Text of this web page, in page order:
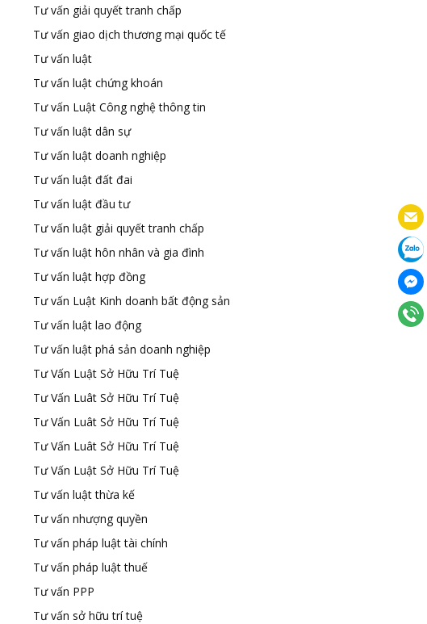
Tư vấn giải quyết tranh chấp
Tư vấn giao dịch thương mại quốc tế
Tư vấn luật
Tư vấn luật chứng khoán
Tư vấn Luật Công nghệ thông tin
Tư vấn luật dân sự
Tư vấn luật doanh nghiệp
Tư vấn luật đất đai
Tư vấn luật đầu tư
Tư vấn luật giải quyết tranh chấp
Tư vấn luật hôn nhân và gia đình
Tư vấn luật hợp đồng
Tư vấn Luật Kinh doanh bất động sản
Tư vấn luật lao động
Tư vấn luật phá sản doanh nghiệp
Tư Vấn Luật Sở Hữu Trí Tuệ
Tư Vấn Luât Sở Hữu Trí Tuệ
Tư Vấn Luât Sở Hữu Trí Tuệ
Tư Vấn Luât Sở Hữu Trí Tuệ
Tư Vấn Luật Sở Hữu Trí Tuệ
Tư vấn luật thừa kế
Tư vấn nhượng quyền
Tư vấn pháp luật tài chính
Tư vấn pháp luật thuế
Tư vấn PPP
Tư vấn sở hữu trí tuệ